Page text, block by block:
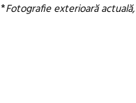
*Fotografie exterioară